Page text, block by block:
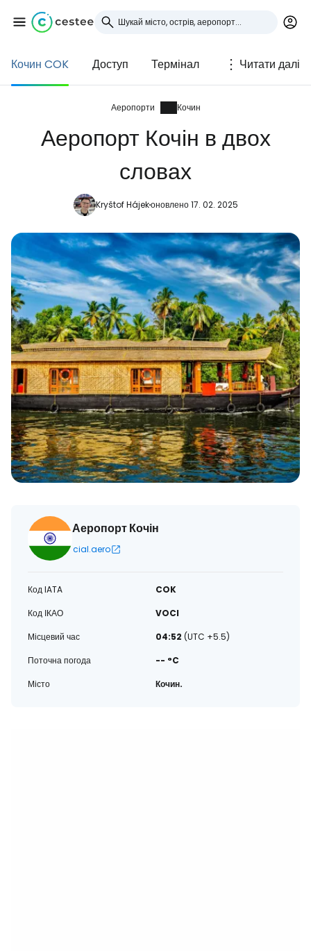
Кочин COK Доступ Термінал Читати далі
Аеропорти Кочин
Аеропорт Кочін в двох
словах
Kryštof Hájekоновлено 17. 02. 2025
Аеропорт Кочін
cial.aero
Код IATA
COK
Код ІКАО
VOCI
Місцевий час
04:52 (UTC +5.5)
Поточна погода
-- °C
Місто
Кочин.
Увійдіть до Cestee
... світова туристична спільнота
Продовжуйте з Google
Продовжуйте у Facebook
Продовжити з email